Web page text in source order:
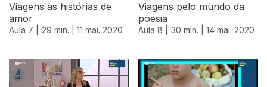
Viagens às histórias de
amor
Aula 7 | 29 min. | 11 mai. 2020
Viagens pelo mundo da
poesia
Aula 8 | 30 min. | 14 mai. 2020